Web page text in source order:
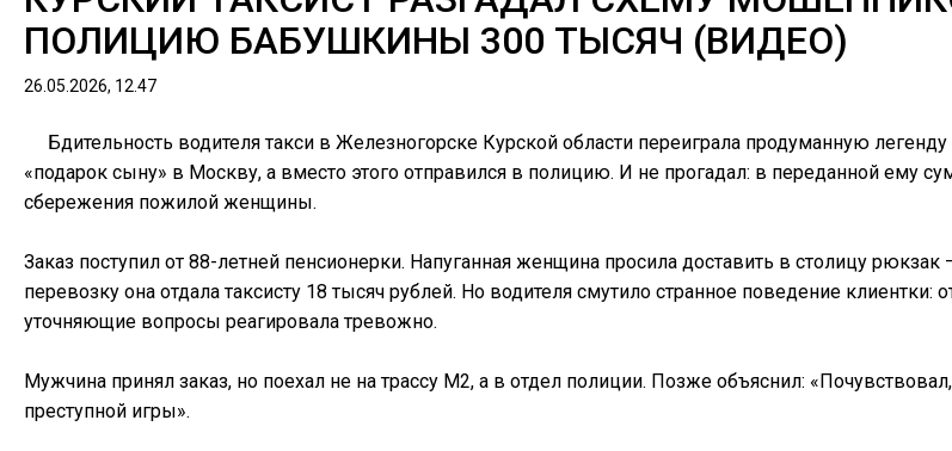
ПОЛИЦИЮ БАБУШКИНЫ 300 ТЫСЯЧ (ВИДЕО)
26.05.2026, 12.47
Бдительность водителя такси в Железногорске Курской области переиграла продуманную
«подарок сыну» в Москву, а вместо этого отправился в полицию. И не прогадал: в переданной ему
сбережения пожилой женщины.
Заказ поступил от 88-летней пенсионерки. Напуганная женщина просила доставить в столицу
перевозку она отдала таксисту 18 тысяч рублей. Но водителя смутило странное поведение клиентки:
уточняющие вопросы реагировала тревожно.
Мужчина принял заказ, но поехал не на трассу М2, а в отдел полиции. Позже объяснил:
преступной игры».